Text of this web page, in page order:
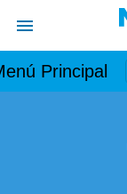
Principal